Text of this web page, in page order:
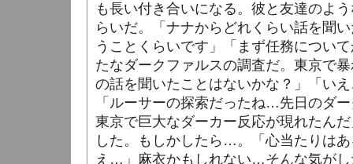
も長い付き合いになる。彼と友達のよ
らいだ。「ナナからどれくらい話を聞
うことくらいです」「まず任務につい
たなダークファルスの調査だ。東京で
の話を聞いたことはないかな？」「い
「ルーサーの探索だったね…先日のダ
東京で巨大なダーカー反応が現れたん
した。もしかしたら…。「心当たりは
え…」麻衣かもしれない…そんな気がし